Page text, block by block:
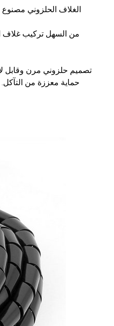
الغلاف الحلزوني مصنوع
من السهل تركيب غلاف
1. تصميم حلزوني مرن وقابل
حماية معززة من التآكل.